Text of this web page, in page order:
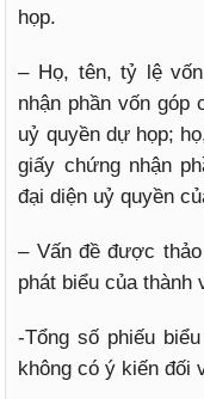
họp.
– Họ, tên, tỷ lệ
nhận phần vốn góp
uỷ quyền dự họp;
giấy chứng nhận
đại diện uỷ quyền
– Vấn đề được
phát biểu của thành
-Tổng số phiếu
không có ý kiến đối